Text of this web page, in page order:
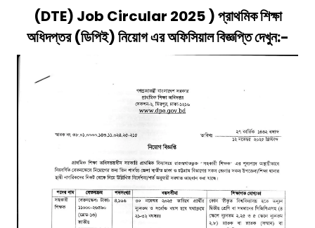
(DTE) Job Circular 2025)প্রাথমিক শিক্ষা
অধিদপ্তর (ডিপিই)নিয়োগ এর অফিসিয়াল বিজ্ঞপ্তি দেখুন:-